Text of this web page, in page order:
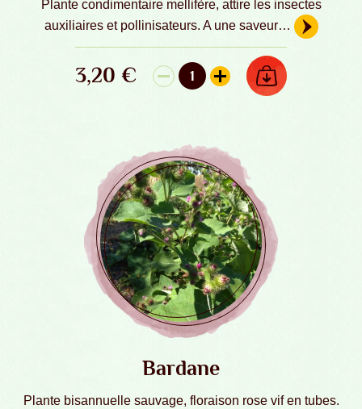
Plante condimentaire mellifère, attire les insectes
auxiliaires et pollinisateurs. A une saveur…
3,20 € 1
quantité de Aneth officinal - Graines
AJOUTER AU PANIER
Bardane
Plante bisannuelle sauvage, floraison rose vif en tubes.